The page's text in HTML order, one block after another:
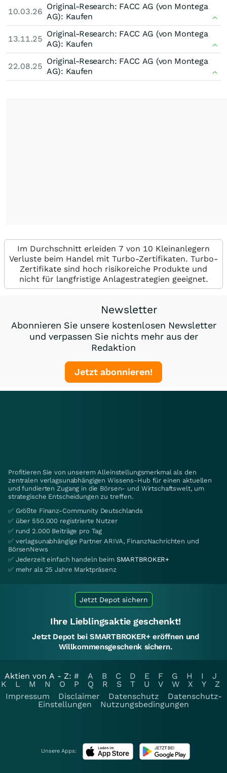
10.03.26
Original-Research: FACC AG (von Montega
AG): Kaufen
13.11.25
Original-Research: FACC AG (von Montega
AG): Kaufen
22.08.25
Original-Research: FACC AG (von Montega
AG): Kaufen
Im Durchschnitt erleiden 7 von 10 Kleinanlegern
Verluste beim Handel mit Turbo-Zertifikaten. Turbo-
Zertifikate sind hoch risikoreiche Produkte und
nicht für langfristige Anlagestrategien geeignet.
Newsletter
Abonnieren Sie unsere kostenlosen Newsletter
und verpassen Sie nichts mehr aus der
Redaktion
Jetzt abonnieren!
Profitieren Sie von unserem Alleinstellungsmerkmal als den
zentralen verlagsunabhängigen Wissens-Hub für einen aktuellen
und fundierten Zugang in die Börsen- und Wirtschaftswelt, um
strategische Entscheidungen zu treffen.
✅ Größte Finanz-Community Deutschlands
✅ über 550.000 registrierte Nutzer
✅ rund 2.000 Beiträge pro Tag
✅ verlagsunabhängige Partner ARIVA, FinanzNachrichten und
BörsenNews
✅ Jederzeit einfach handeln beim SMARTBROKER+
✅ mehr als 25 Jahre Marktpräsenz
Jetzt Depot sichern
Ihre Lieblingsaktie geschenkt!
Jetzt Depot bei SMARTBROKER+ eröffnen und
Willkommensgeschenk sichern.
Aktien von A - Z: # A B C D E F G H I
J
K
L M N O P Q R S T U V W X Y
Z
Impressum
Disclaimer Datenschutz
Datenschutz-
Einstellungen
Nutzungsbedingungen
Unsere Apps: